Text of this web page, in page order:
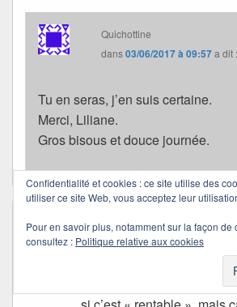
Quichottine
dans03/06/2017 à 09:57a dit :
Tu en seras, j’en suis certaine.
Merci, Liliane.
Gros bisous et douce journée.
Carole dans19/05/2017 à 00:18a
C’est un très beau projet,
Quand écrire, c’est sourire,
sourire à ceux qui l’ont
Confidentialité et cookies : ce site utilise des
utiliser ce site Web, vous acceptez leur
Pour en savoir plus, notamment sur la façon de
consultez : Politique relative aux cookies